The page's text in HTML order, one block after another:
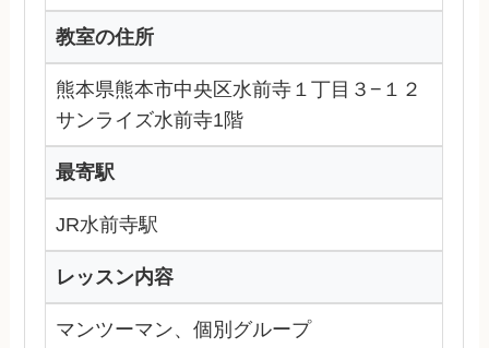
教室の住所
熊本県熊本市中央区水前寺１丁目３−１２
サンライズ水前寺1階
最寄駅
JR水前寺駅
レッスン内容
マンツーマン、個別グループ